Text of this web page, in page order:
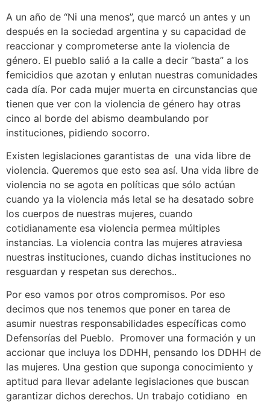
A un año de “Ni una menos”, que marcó un antes y un
después en la sociedad argentina y su capacidad de
reaccionar y comprometerse ante la violencia de
género. El pueblo salió a la calle a decir “basta” a los
femicidios que azotan y enlutan nuestras comunidades
cada día. Por cada mujer muerta en circunstancias que
tienen que ver con la violencia de género hay otras
cinco al borde del abismo deambulando por
instituciones, pidiendo socorro.
Existen legislaciones garantistas de una vida libre de
violencia. Queremos que esto sea así. Una vida libre de
violencia no se agota en políticas que sólo actúan
cuando ya la violencia más letal se ha desatado sobre
los cuerpos de nuestras mujeres, cuando
cotidianamente esa violencia permea múltiples
instancias. La violencia contra las mujeres atraviesa
nuestras instituciones, cuando dichas instituciones no
resguardan y respetan sus derechos..
Por eso vamos por otros compromisos. Por eso
decimos que nos tenemos que poner en tarea de
asumir nuestras responsabilidades específicas como
Defensorías del Pueblo. Promover una formación y un
accionar que incluya los DDHH, pensando los DDHH de
las mujeres. Una gestion que suponga conocimiento y
aptitud para llevar adelante legislaciones que buscan
garantizar dichos derechos. Un trabajo cotidiano en